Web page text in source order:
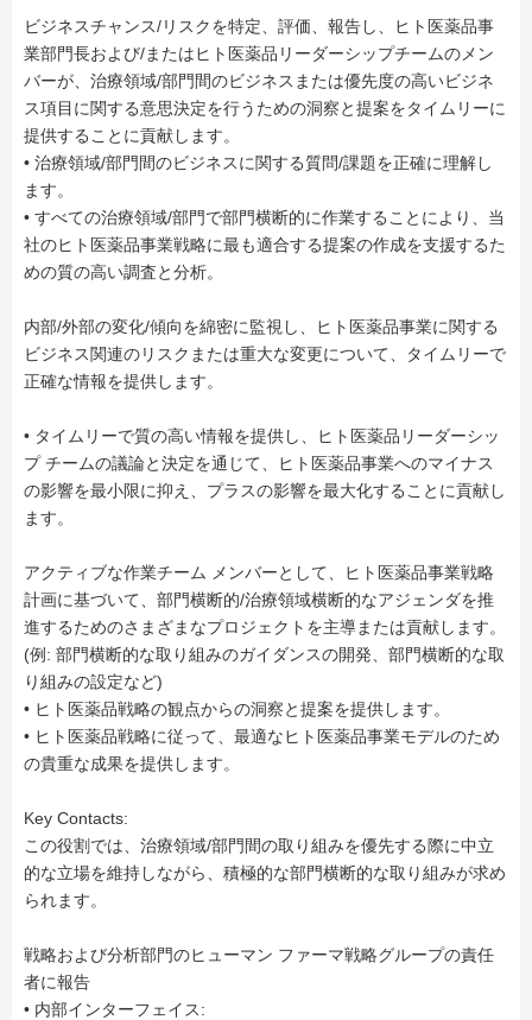
ビジネスチャンス/リスクを特定、評価、報告し、ヒト医薬品事
業部門長および/またはヒト医薬品リーダーシップチームのメン
バーが、治療領域/部門間のビジネスまたは優先度の高いビジネ
ス項目に関する意思決定を行うための洞察と提案をタイムリーに
提供することに貢献します。
• 治療領域/部門間のビジネスに関する質問/課題を正確に理解し
ます。
• すべての治療領域/部門で部門横断的に作業することにより、当
社のヒト医薬品事業戦略に最も適合する提案の作成を支援するた
めの質の高い調査と分析。
内部/外部の変化/傾向を綿密に監視し、ヒト医薬品事業に関する
ビジネス関連のリスクまたは重大な変更について、タイムリーで
正確な情報を提供します。
• タイムリーで質の高い情報を提供し、ヒト医薬品リーダーシッ
プ チームの議論と決定を通じて、ヒト医薬品事業へのマイナス
の影響を最小限に抑え、プラスの影響を最大化することに貢献し
ます。
アクティブな作業チーム メンバーとして、ヒト医薬品事業戦略
計画に基づいて、部門横断的/治療領域横断的なアジェンダを推
進するためのさまざまなプロジェクトを主導または貢献します。
(例: 部門横断的な取り組みのガイダンスの開発、部門横断的な取
り組みの設定など)
• ヒト医薬品戦略の観点からの洞察と提案を提供します。
• ヒト医薬品戦略に従って、最適なヒト医薬品事業モデルのため
の貴重な成果を提供します。
Key Contacts:
この役割では、治療領域/部門間の取り組みを優先する際に中立
的な立場を維持しながら、積極的な部門横断的な取り組みが求め
られます。
戦略および分析部門のヒューマン ファーマ戦略グループの責任
者に報告
• 内部インターフェイス: